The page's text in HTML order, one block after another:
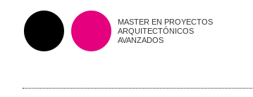
MASTER EN PROYECTOS
ARQUITECTÓNICOS
AVANZADOS